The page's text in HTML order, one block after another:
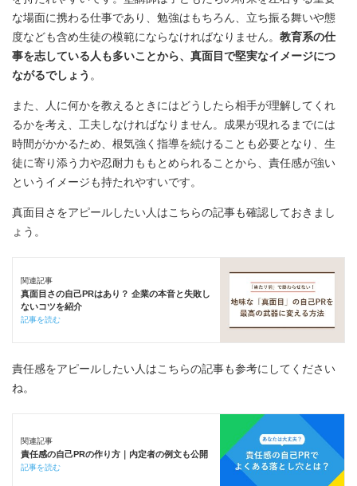
な場面に携わる仕事であり、勉強はもちろん、立ち振る舞いや態
度なども含め生徒の模範にならなければなりません。 教育系の仕
事を志している人も多いことから、真面目で堅実なイメージにつ
ながるでしょう 。
また、人に何かを教えるときにはどうしたら相手が理解してくれ
るかを考え、工夫しなければなりません。成果が現れるまでには
時間がかかるため、根気強く指導を続けることも必要となり、生
徒に寄り添う力や忍耐力ももとめられることから、責任感が強い
というイメージも持たれやすいです。
真面目さをアピールしたい人はこちらの記事も確認しておきまし
ょう。
関連記事
真面目さの自己PRはあり？ 企業の本音と失敗し
ないコツを紹介
記事を読む
責任感をアピールしたい人はこちらの記事も参考にしてください
ね。
関連記事
責任感の自己PRの作り方｜内定者の例文も公開
記事を読む